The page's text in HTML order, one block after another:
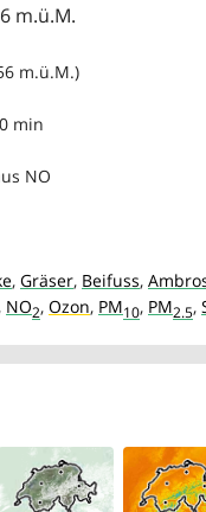
m.ü.M.
m.ü.M.)
min
NO
, Gräser, Beifuss,
, NO2, Ozon, PM10, PM2.5,